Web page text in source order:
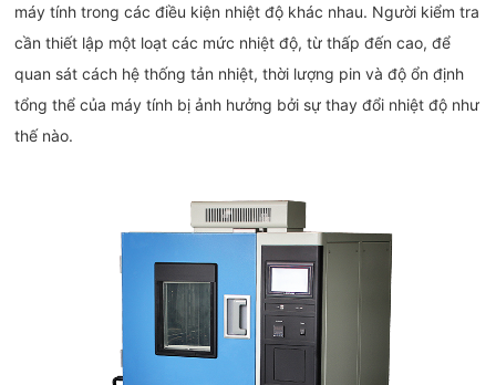
máy tính trong các điều kiện nhiệt độ khác nhau. Người kiểm tra
cần thiết lập một loạt các mức nhiệt độ, từ thấp đến cao, để
quan sát cách hệ thống tản nhiệt, thời lượng pin và độ ổn định
tổng thể của máy tính bị ảnh hưởng bởi sự thay đổi nhiệt độ như
thế nào.